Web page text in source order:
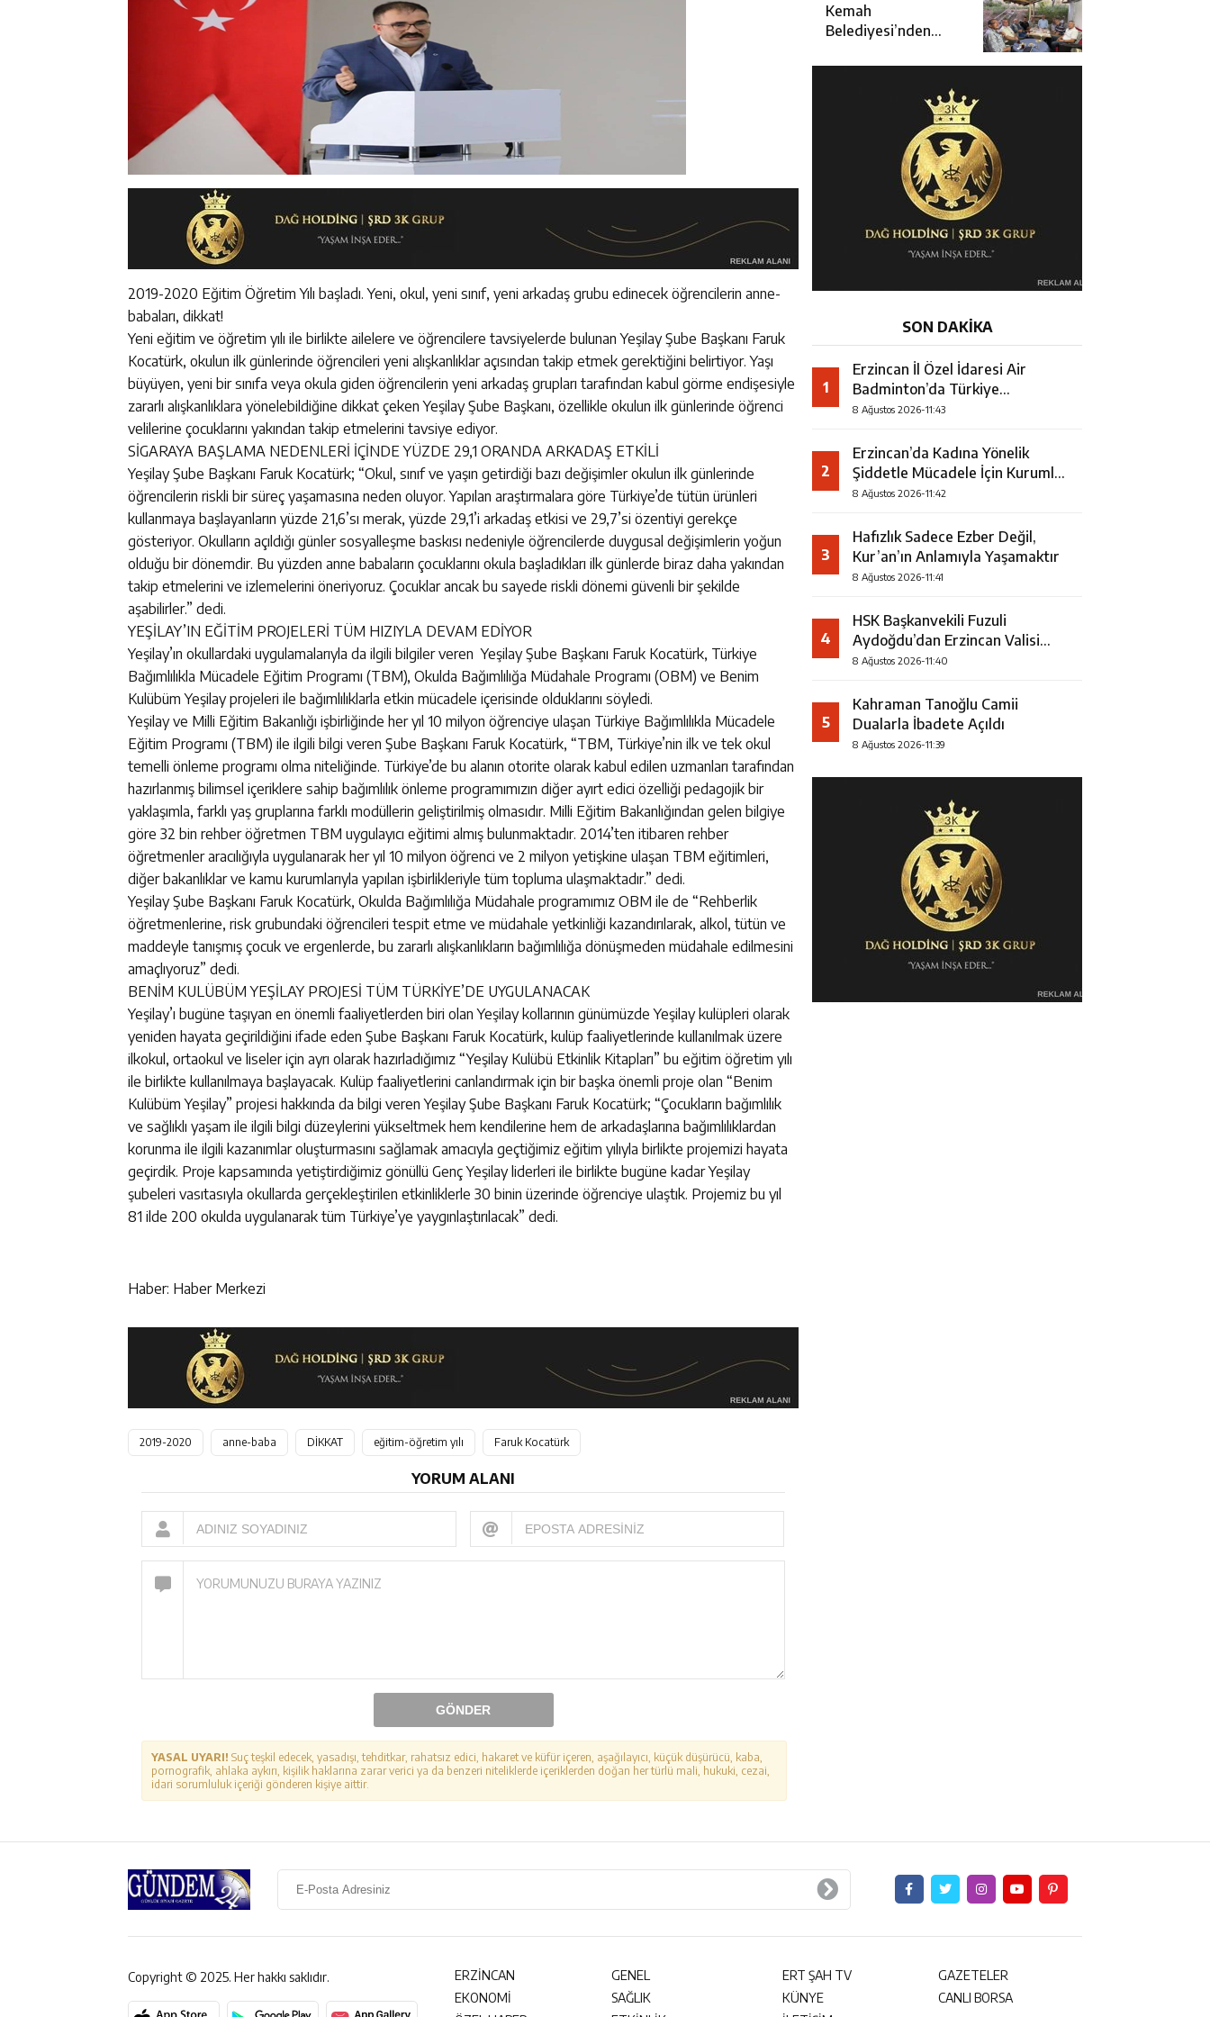
2019-2020 Eğitim Öğretim Yılı başladı. Yeni, okul, yeni sınıf, yeni arkadaş grubu edinecek öğrencilerin anne-
babaları, dikkat!
Yeni eğitim ve öğretim yılı ile birlikte ailelere ve öğrencilere tavsiyelerde bulunan Yeşilay Şube Başkanı Faruk
Kocatürk, okulun ilk günlerinde öğrencileri yeni alışkanlıklar açısından takip etmek gerektiğini belirtiyor. Yaşı
büyüyen, yeni bir sınıfa veya okula giden öğrencilerin yeni arkadaş grupları tarafından kabul görme endişesiyle
zararlı alışkanlıklara yönelebildiğine dikkat çeken Yeşilay Şube Başkanı, özellikle okulun ilk günlerinde öğrenci
velilerine çocuklarını yakından takip etmelerini tavsiye ediyor.
SİGARAYA BAŞLAMA NEDENLERİ İÇİNDE YÜZDE 29,1 ORANDA ARKADAŞ ETKİLİ
Yeşilay Şube Başkanı Faruk Kocatürk; “Okul, sınıf ve yaşın getirdiği bazı değişimler okulun ilk günlerinde
öğrencilerin riskli bir süreç yaşamasına neden oluyor. Yapılan araştırmalara göre Türkiye’de tütün ürünleri
kullanmaya başlayanların yüzde 21,6’sı merak, yüzde 29,1’i arkadaş etkisi ve 29,7’si özentiyi gerekçe
gösteriyor. Okulların açıldığı günler sosyalleşme baskısı nedeniyle öğrencilerde duygusal değişimlerin yoğun
olduğu bir dönemdir. Bu yüzden anne babaların çocuklarını okula başladıkları ilk günlerde biraz daha yakından
takip etmelerini ve izlemelerini öneriyoruz. Çocuklar ancak bu sayede riskli dönemi güvenli bir şekilde
aşabilirler.” dedi.
YEŞİLAY’IN EĞİTİM PROJELERİ TÜM HIZIYLA DEVAM EDİYOR
Yeşilay’ın okullardaki uygulamalarıyla da ilgili bilgiler veren Yeşilay Şube Başkanı Faruk Kocatürk, Türkiye
Bağımlılıkla Mücadele Eğitim Programı (TBM), Okulda Bağımlılığa Müdahale Programı (OBM) ve Benim
Kulübüm Yeşilay projeleri ile bağımlılıklarla etkin mücadele içerisinde olduklarını söyledi.
Yeşilay ve Milli Eğitim Bakanlığı işbirliğinde her yıl 10 milyon öğrenciye ulaşan Türkiye Bağımlılıkla Mücadele
Eğitim Programı (TBM) ile ilgili bilgi veren Şube Başkanı Faruk Kocatürk, “TBM, Türkiye’nin ilk ve tek okul
temelli önleme programı olma niteliğinde. Türkiye’de bu alanın otorite olarak kabul edilen uzmanları tarafından
hazırlanmış bilimsel içeriklere sahip bağımlılık önleme programımızın diğer ayırt edici özelliği pedagojik bir
yaklaşımla, farklı yaş gruplarına farklı modüllerin geliştirilmiş olmasıdır. Milli Eğitim Bakanlığından gelen bilgiye
göre 32 bin rehber öğretmen TBM uygulayıcı eğitimi almış bulunmaktadır. 2014’ten itibaren rehber
öğretmenler aracılığıyla uygulanarak her yıl 10 milyon öğrenci ve 2 milyon yetişkine ulaşan TBM eğitimleri,
diğer bakanlıklar ve kamu kurumlarıyla yapılan işbirlikleriyle tüm topluma ulaşmaktadır.” dedi.
Yeşilay Şube Başkanı Faruk Kocatürk, Okulda Bağımlılığa Müdahale programımız OBM ile de “Rehberlik
öğretmenlerine, risk grubundaki öğrencileri tespit etme ve müdahale yetkinliği kazandırılarak, alkol, tütün ve
maddeyle tanışmış çocuk ve ergenlerde, bu zararlı alışkanlıkların bağımlılığa dönüşmeden müdahale edilmesini
amaçlıyoruz” dedi.
BENİM KULÜBÜM YEŞİLAY PROJESİ TÜM TÜRKİYE’DE UYGULANACAK
Yeşilay’ı bugüne taşıyan en önemli faaliyetlerden biri olan Yeşilay kollarının günümüzde Yeşilay kulüpleri olarak
yeniden hayata geçirildiğini ifade eden Şube Başkanı Faruk Kocatürk, kulüp faaliyetlerinde kullanılmak üzere
ilkokul, ortaokul ve liseler için ayrı olarak hazırladığımız “Yeşilay Kulübü Etkinlik Kitapları” bu eğitim öğretim yılı
ile birlikte kullanılmaya başlayacak. Kulüp faaliyetlerini canlandırmak için bir başka önemli proje olan “Benim
Kulübüm Yeşilay” projesi hakkında da bilgi veren Yeşilay Şube Başkanı Faruk Kocatürk; “Çocukların bağımlılık
ve sağlıklı yaşam ile ilgili bilgi düzeylerini yükseltmek hem kendilerine hem de arkadaşlarına bağımlılıklardan
korunma ile ilgili kazanımlar oluşturmasını sağlamak amacıyla geçtiğimiz eğitim yılıyla birlikte projemizi hayata
geçirdik. Proje kapsamında yetiştirdiğimiz gönüllü Genç Yeşilay liderleri ile birlikte bugüne kadar Yeşilay
şubeleri vasıtasıyla okullarda gerçekleştirilen etkinliklerle 30 binin üzerinde öğrenciye ulaştık. Projemiz bu yıl
81 ilde 200 okulda uygulanarak tüm Türkiye’ye yaygınlaştırılacak” dedi.
Haber: Haber Merkezi
2019-2020 anne-baba DİKKAT eğitim-öğretim yılı Faruk Kocatürk
YORUM ALANI
GÖNDER
YASAL UYARI! Suç teşkil edecek, yasadışı, tehditkar, rahatsız edici, hakaret ve küfür içeren, aşağılayıcı, küçük düşürücü, kaba,
pornografik, ahlaka aykırı, kişilik haklarına zarar verici ya da benzeri niteliklerde içeriklerden doğan her türlü mali, hukuki, cezai,
idari sorumluluk içeriği gönderen kişiye aittir.
Kemah
Belediyesi’nden
Mahallesi’nde
SON DAKİKA
1
Erzincan İl Özel İdaresi Air
Badminton’da Türkiye
Şampiyonu Oldu
8 Ağustos 2026-11:43
2
Erzincan’da Kadına Yönelik
Şiddetle Mücadele İçin Kurumlar
Bir Araya Geldi
8 Ağustos 2026-11:42
3
Hafızlık Sadece Ezber Değil,
Kur’an’ın Anlamıyla Yaşamaktır
8 Ağustos 2026-11:41
4
HSK Başkanvekili Fuzuli
Aydoğdu’dan Erzincan Valisi
Hamza Aydoğdu’ya Ziyaret
8 Ağustos 2026-11:40
5
Kahraman Tanoğlu Camii
Dualarla İbadete Açıldı
8 Ağustos 2026-11:39
Copyright © 2025. Her hakkı saklıdır. ERZİNCAN
GENEL
EKONOMİ
SAĞLIK
ERT ŞAH TV
GAZETELER
KÜNYE
CANLI BORSA